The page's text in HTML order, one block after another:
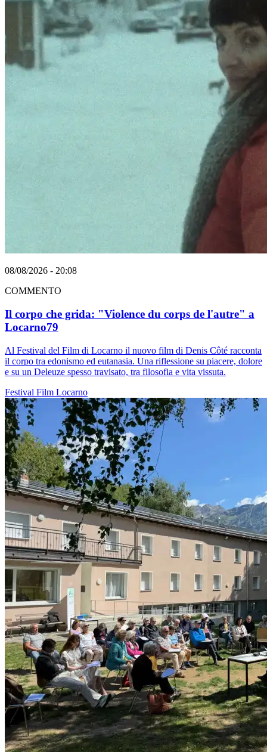
08/08/2026 - 20:08
COMMENTO
Il corpo che grida: "Violence du corps de l'autre" a
Locarno79
Al Festival del Film di Locarno il nuovo film di Denis Côté racconta
il corpo tra edonismo ed eutanasia. Una riflessione su piacere, dolore
e su un Deleuze spesso travisato, tra filosofia e vita vissuta.
Festival Film Locarno